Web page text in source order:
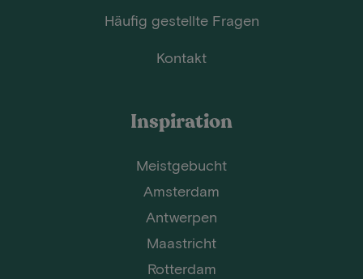
Häufig gestellte Fragen
Kontakt
Inspiration
Meistgebucht
Amsterdam
Antwerpen
Maastricht
Rotterdam